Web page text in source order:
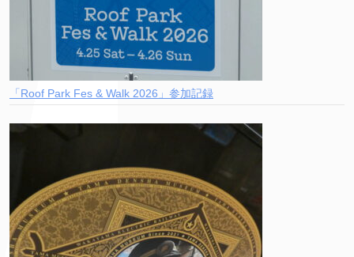
「Roof Park Fes & Walk 2026」参加記録